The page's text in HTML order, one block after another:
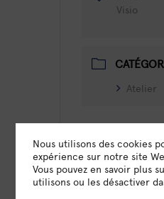
Visio
Atelier
Nous utilisons des cookies
expérience sur notre site
Vous pouvez en savoir plus
utilisons ou les désactiver